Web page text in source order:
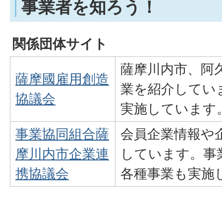
事業者を知ろう！
関係団体サイト
薩摩國雇用創造
協議会
薩摩川内市、阿
業を紹介してい
実施しています
事業協同組合薩
摩川内市企業連
携協議会
会員企業情報や
しています。
各種事業も実施